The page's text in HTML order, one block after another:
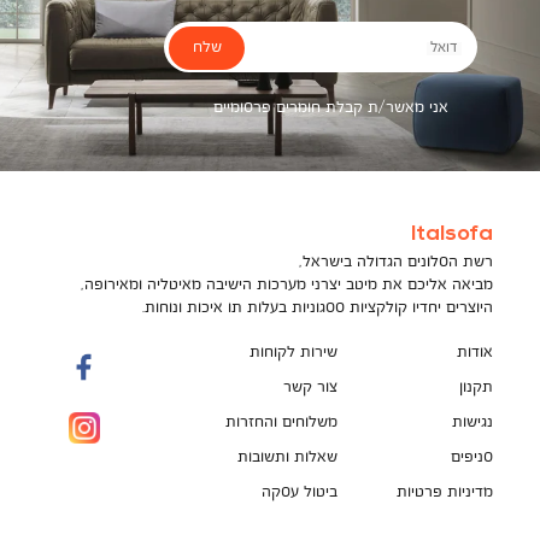
דואל
אני מאשר/ת קבלת חומרים פרסומיים
שלח
Italsofa
רשת הסלונים הגדולה בישראל,
מביאה אליכם את מיטב יצרני מערכות הישיבה מאיטליה ומאירופה,
היוצרים יחדיו קולקציות ססגוניות בעלות תו איכות ונוחות.
אודות
תקנון
נגישות
סניפים
מדיניות פרטיות
שירות לקוחות
צור קשר
משלוחים והחזרות
שאלות ותשובות
ביטול עסקה